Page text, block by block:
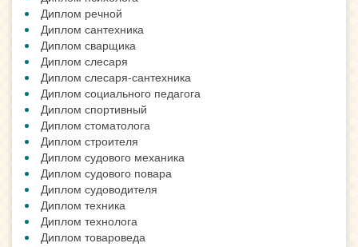
Диплом речной
Диплом сантехника
Диплом сварщика
Диплом слесаря
Диплом слесаря-сантехника
Диплом социального педагога
Диплом спортивный
Диплом стоматолога
Диплом строителя
Диплом судового механика
Диплом судового повара
Диплом судоводителя
Диплом техника
Диплом технолога
Диплом товароведа